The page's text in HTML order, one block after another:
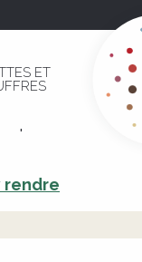
ET
cul" et Christine
cul" et
rendre